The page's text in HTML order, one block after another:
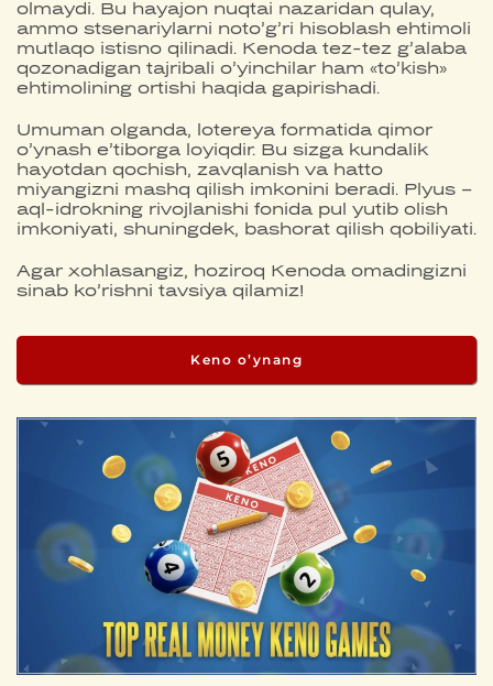
olmaydi. Bu hayajon nuqtai nazaridan qulay,
ammo stsenariylarni noto’g’ri hisoblash ehtimoli
mutlaqo istisno qilinadi. Kenoda tez-tez g’alaba
qozonadigan tajribali o’yinchilar ham «to’kish»
ehtimolining ortishi haqida gapirishadi.
Umuman olganda, lotereya formatida qimor
o’ynash e’tiborga loyiqdir. Bu sizga kundalik
hayotdan qochish, zavqlanish va hatto
miyangizni mashq qilish imkonini beradi. Plyus –
aql-idrokning rivojlanishi fonida pul yutib olish
imkoniyati, shuningdek, bashorat qilish qobiliyati.
Agar xohlasangiz, hoziroq Kenoda omadingizni
sinab ko’rishni tavsiya qilamiz!
Keno o’ynang